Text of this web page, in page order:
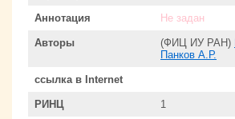
Аннотация Не задан
Авторы (ФИЦ ИУ РАН)
Панков А.Р.
ссылка в Internet
РИНЦ 1